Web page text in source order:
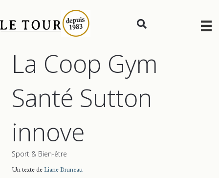
La Coop Gym
Santé Sutton
innove
Sport & Bien-être
Un texte deLiane Bruneau